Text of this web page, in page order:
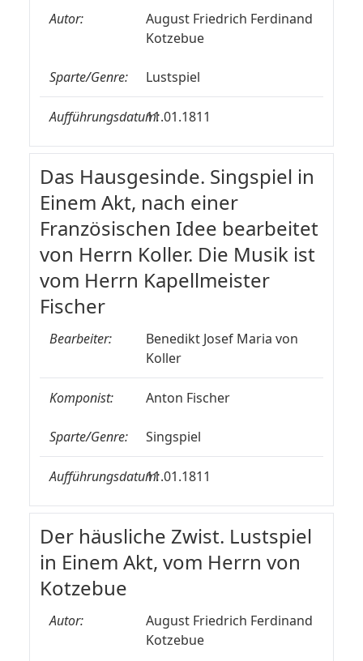
Autor:
August Friedrich Ferdinand
Kotzebue
Sparte/Genre: Lustspiel
Aufführungsdatum:11.01.1811
Das Hausgesinde. Singspiel in
Einem Akt, nach einer
Französischen Idee bearbeitet
von Herrn Koller. Die Musik ist
vom Herrn Kapellmeister
Fischer
Bearbeiter:
Benedikt Josef Maria von
Koller
Komponist: Anton Fischer
Sparte/Genre: Singspiel
Aufführungsdatum:11.01.1811
Der häusliche Zwist. Lustspiel
in Einem Akt, vom Herrn von
Kotzebue
Autor:
August Friedrich Ferdinand
Kotzebue